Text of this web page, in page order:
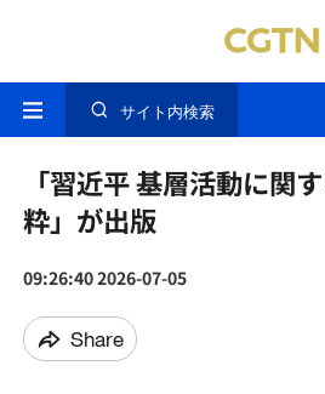
サイト内検索
「習近平 基層活動に関
粋」が出版
09:26:40 2026-07-05
Share